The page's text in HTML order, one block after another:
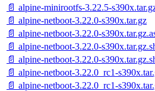
📄 alpine-minirootfs-3.22.5-
📄 alpine-netboot-3.22.0-s390x.tar.gz
📄 alpine-netboot-3.22.0-
📄 alpine-netboot-3.22.0-
📄 alpine-netboot-3.22.0-
📄 alpine-netboot-3.22.0_rc1-
📄 alpine-netboot-3.22.0_rc1-